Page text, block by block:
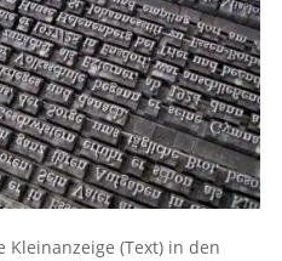
Kleinanzeige (Text) in den